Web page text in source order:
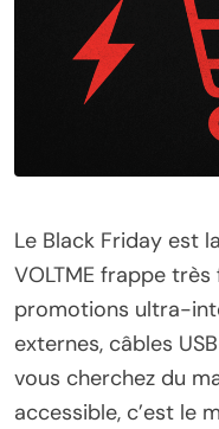
Le Black Friday est
VOLTME frappe
promotions ultra-
externes, câbles
vous cherchez du
accessible, c’est le